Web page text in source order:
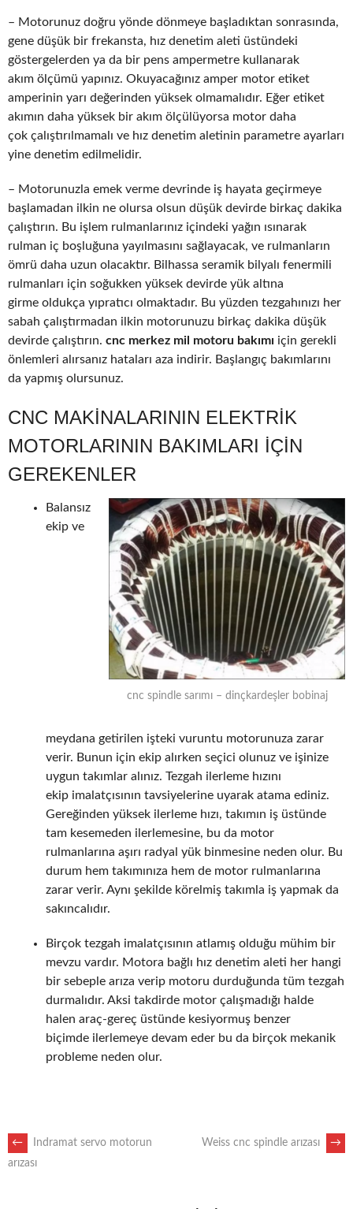
– Motorunuz doğru yönde dönmeye başladıktan sonrasında,
gene düşük bir frekansta, hız denetim aleti üstündeki
göstergelerden ya da bir pens ampermetre kullanarak
akım ölçümü yapınız. Okuyacağınız amper motor etiket
amperinin yarı değerinden yüksek olmamalıdır. Eğer etiket
akımın daha yüksek bir akım ölçülüyorsa motor daha
çok çalıştırılmamalı ve hız denetim aletinin parametre ayarları
yine denetim edilmelidir.
– Motorunuzla emek verme devrinde iş hayata geçirmeye
başlamadan ilkin ne olursa olsun düşük devirde birkaç dakika
çalıştırın. Bu işlem rulmanlarınız içindeki yağın ısınarak
rulman iç boşluğuna yayılmasını sağlayacak, ve rulmanların
ömrü daha uzun olacaktır. Bilhassa seramik bilyalı fenermili
rulmanları için soğukken yüksek devirde yük altına
girme oldukça yıpratıcı olmaktadır. Bu yüzden tezgahınızı her
sabah çalıştırmadan ilkin motorunuzu birkaç dakika düşük
devirde çalıştırın. cnc merkez mil motoru bakımı için gerekli
önlemleri alırsanız hataları aza indirir. Başlangıç bakımlarını
da yapmış olursunuz.
CNC MAKINALARININ ELEKTRIK
MOTORLARININ BAKIMLARI IÇIN
GEREKENLER
cnc spindle sarımı – dinçkardeşler bobinaj
Balansız
ekip ve
meydana getirilen işteki vuruntu motorunuza zarar
verir. Bunun için ekip alırken seçici olunuz ve işinize
uygun takımlar alınız. Tezgah ilerleme hızını
ekip imalatçısının tavsiyelerine uyarak atama ediniz.
Gereğinden yüksek ilerleme hızı, takımın iş üstünde
tam kesemeden ilerlemesine, bu da motor
rulmanlarına aşırı radyal yük binmesine neden olur. Bu
durum hem takımınıza hem de motor rulmanlarına
zarar verir. Aynı şekilde körelmiş takımla iş yapmak da
sakıncalıdır.
Birçok tezgah imalatçısının atlamış olduğu mühim bir
mevzu vardır. Motora bağlı hız denetim aleti her hangi
bir sebeple arıza verip motoru durduğunda tüm tezgah
durmalıdır. Aksi takdirde motor çalışmadığı halde
halen araç-gereç üstünde kesiyormuş benzer
biçimde ilerlemeye devam eder bu da birçok mekanik
probleme neden olur.
POST
←
Indramat servo motorun
arızası
Weiss cnc spindle arızası →